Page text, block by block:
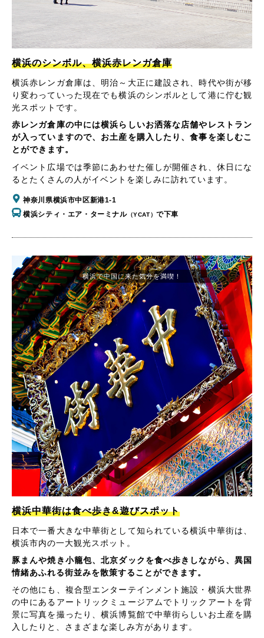
横浜のシンボル、横浜赤レンガ倉庫
横浜赤レンガ倉庫は、明治～大正に建設され、時代や街が移
り変わっていった現在でも横浜のシンボルとして港に佇む観
光スポットです。
赤レンガ倉庫の中には横浜らしいお洒落な店舗やレストラン
が入っていますので、お土産を購入したり、食事を楽しむこ
とができます。
イベント広場では季節にあわせた催しが開催され、休日にな
るとたくさんの人がイベントを楽しみに訪れています。
神奈川県横浜市中区新港1-1
横浜シティ・エア・ターミナル（YCAT）で下車
横浜中華街は食べ歩き&遊びスポット
日本で一番大きな中華街として知られている横浜中華街は、
横浜市内の一大観光スポット。
豚まんや焼き小籠包、北京ダックを食べ歩きしながら、異国
情緒あふれる街並みを散策することができます。
その他にも、複合型エンターテインメント施設・横浜大世界
の中にあるアートリックミュージアムでトリックアートを背
景に写真を撮ったり、横浜博覧館で中華街らしいお土産を購
入したりと、さまざまな楽しみ方があります。
横浜で中国に来た気分を満喫！